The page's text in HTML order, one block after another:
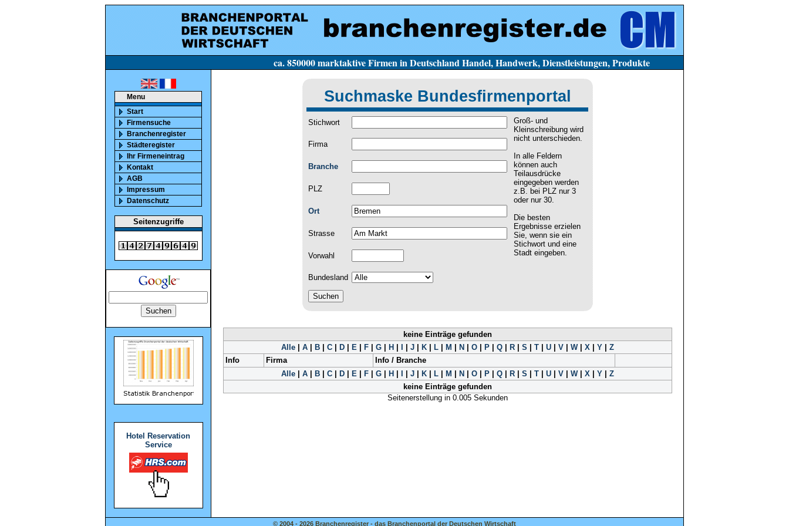
ca. 850000 marktaktive Firmen in Deutschland Handel, Handwerk, Dienstleistungen, Produkte
Menu
Start
Firmensuche
Branchenregister
Städteregister
Ihr Firmeneintrag
Kontakt
AGB
Impressum
Datenschutz
Seitenzugriffe
Hotel Reservation
Service
Suchmaske Bundesfirmenportal
Stichwort
Groß- und
Kleinschreibung wird
nicht unterschieden.
In alle Feldern
können auch
Teilausdrücke
eingegeben werden
z.B. bei PLZ nur 3
oder nur 30.
Die besten
Ergebnisse erzielen
Sie, wenn sie ein
Stichwort und eine
Stadt eingeben.
Firma
Branche
PLZ
Ort
Strasse
Vorwahl
Bundesland
keine Einträge gefunden
Alle| A| B| C| D| E| F| G| H J| K| L| M N O| P| Q| R| S T| U| V| W| X| Y| Z
Info
Firma
Info / Branche
Alle| A| B| C| D| E| F| G| H J| K| L| M N O| P| Q| R| S T| U| V| W| X| Y| Z
keine Einträge gefunden
Seitenerstellung in 0.005 Sekunden
© 2004 - 2026 Branchenregister - das Branchenportal der Deutschen Wirtschaft